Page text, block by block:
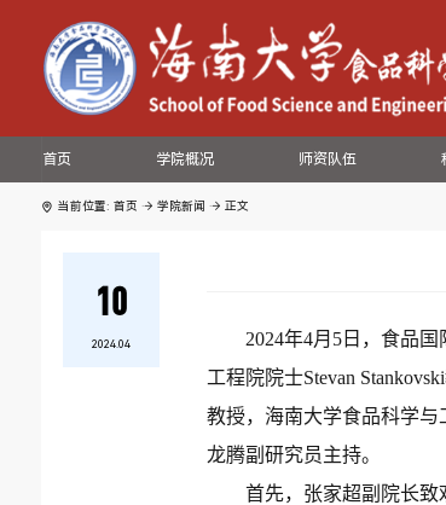
首页 学院概况 师资队伍
当前位置: 首页 学院新闻 正文
10
2024.04 2024年4月 5 日，食品
工程院院士Stevan Stankovski
教授，海南大学食品科学
龙腾副研究员主持。
首先，张家超副院长